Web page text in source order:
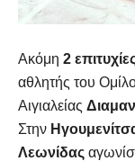
Ακόμη 2
αθλητής του
Αιγιαλείας
Στην
Λεωνίδας